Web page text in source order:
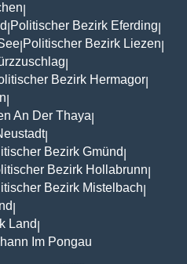
Politischer Bezirk Eferding
Politischer Bezirk Liezen
Bezirk Hermagor
An Der Thaya
|
Bezirk Gmünd
Bezirk Hollabrunn
Bezirk Mistelbach
Land
Im Pongau